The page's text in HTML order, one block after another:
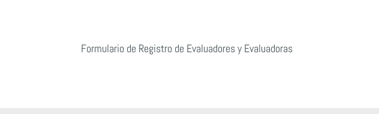
Formulario de Registro de Evaluadores y Evaluadoras